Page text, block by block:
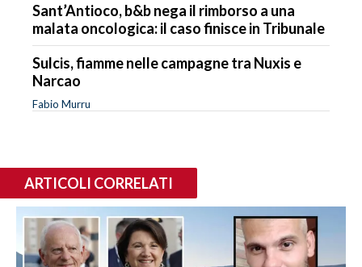
Sant’Antioco, b&b nega il rimborso a una
malata oncologica: il caso finisce in Tribunale
Sulcis, fiamme nelle campagne tra Nuxis e
Narcao
Fabio Murru
ARTICOLI CORRELATI